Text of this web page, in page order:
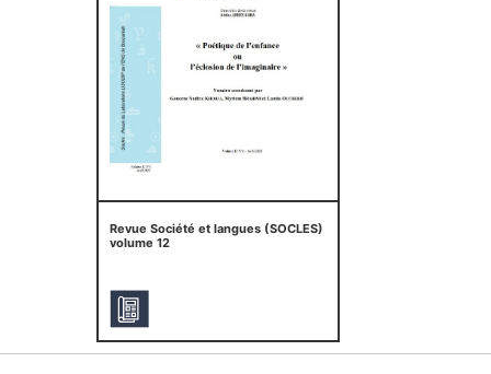
Revue Société et langues (SOCLES)
volume 12